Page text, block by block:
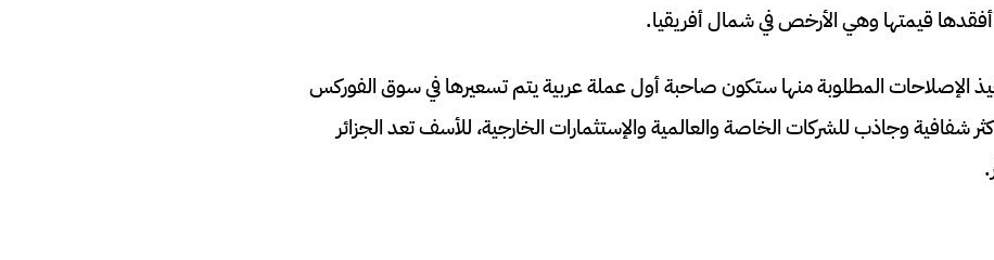
أفقدها قيمتها وهي الأرخص في شمال أفريقيا.
الإصلاحات المطلوبة منها ستكون صاحبة أول عملة عربية يتم تسعيرها في سوق الفوركس
شفافية وجاذب للشركات الخاصة والعالمية والإستثمارات الخارجية، للأسف تعد الجزائر